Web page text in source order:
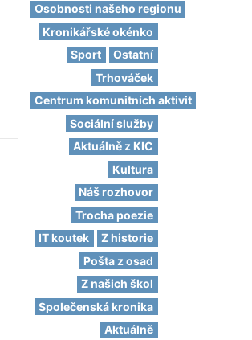
Osobnosti našeho regionu
Kronikářské okénko
Sport
Ostatní
Trhováček
Centrum komunitních aktivit
Sociální služby
Aktuálně z KIC
Kultura
Náš rozhovor
Trocha poezie
IT koutek
Z historie
Pošta z osad
Z našich škol
Společenská kronika
Aktuálně